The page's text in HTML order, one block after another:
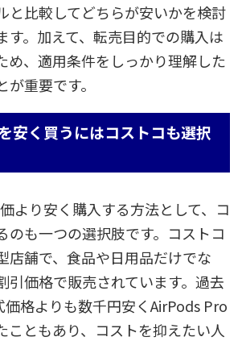
と比較してどちらが安いかを検討
す。加えて、転売目的での購入は
め、適用条件をしっかり理解した
が重要です。
安く買うにはコストコも選択
より安く購入する方法として、コ
のも一つの選択肢です。コストコ
店舗で、食品や日用品だけでな
引価格で販売されています。過去
格よりも数千円安くAirPods Pro
こともあり、コストを抑えたい人